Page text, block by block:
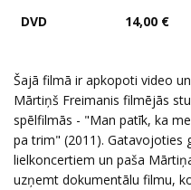
DVD 14,00 €
Šajā filmā ir apkopoti video
Mārtiņš Freimanis filmējās
spēlfilmās - "Man patīk, ka
pa trim" (2011). Gatavojoties
lielkoncertiem un paša
uzņemt dokumentālu filmu,